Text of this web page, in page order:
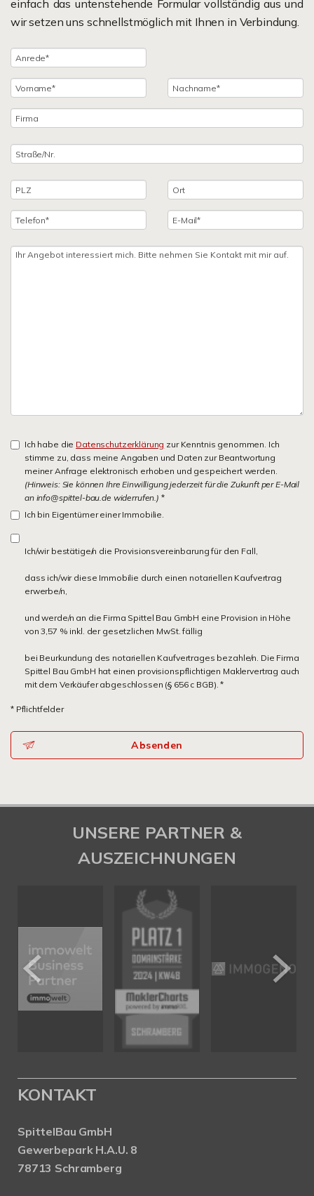
einfach das untenstehende Formular vollständig aus und
wir setzen uns schnellstmöglich mit Ihnen in Verbindung.
Ich habe die Datenschutzerklärung zur Kenntnis genommen. Ich
stimme zu, dass meine Angaben und Daten zur Beantwortung
meiner Anfrage elektronisch erhoben und gespeichert werden.
(Hinweis: Sie können Ihre Einwilligung jederzeit für die Zukunft per E-Mail
an info@spittel-bau.de widerrufen.) *
Ich bin Eigentümer einer Immobilie.
Ich/wir bestätige/n die Provisionsvereinbarung für den Fall,
dass ich/wir diese Immobilie durch einen notariellen Kaufvertrag
erwerbe/n,
und werde/n an die Firma Spittel Bau GmbH eine Provision in Höhe
von 3,57 % inkl. der gesetzlichen MwSt. fällig
bei Beurkundung des notariellen Kaufvertrages bezahle/n. Die Firma
Spittel Bau GmbH hat einen provisionspflichtigen Maklervertrag auch
mit dem Verkäufer abgeschlossen (§ 656 c BGB). *
* Pflichtfelder
Absenden
UNSERE PARTNER &
AUSZEICHNUNGEN
KONTAKT
SpittelBau GmbH
Gewerbepark H.A.U. 8
78713 Schramberg